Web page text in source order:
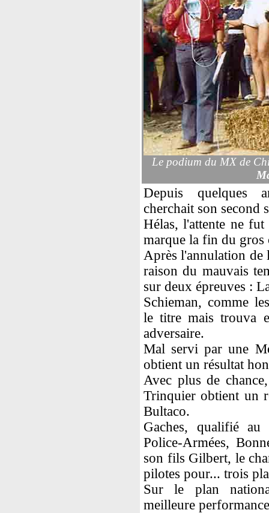
Le podium du MX de
Depuis quelques
cherchait son second
Hélas, l'attente ne
marque la fin du gros
Après l'annulation de
raison du mauvais
sur deux épreuves :
Schieman, comme
le titre mais trouva
adversaire.
Mal servi par une
obtient un résultat
Avec plus de
Trinquier obtient un
Bultaco.
Gaches, qualifié au
Police-Armées,
son fils Gilbert, le
pilotes pour... trois
Sur le plan
meilleure